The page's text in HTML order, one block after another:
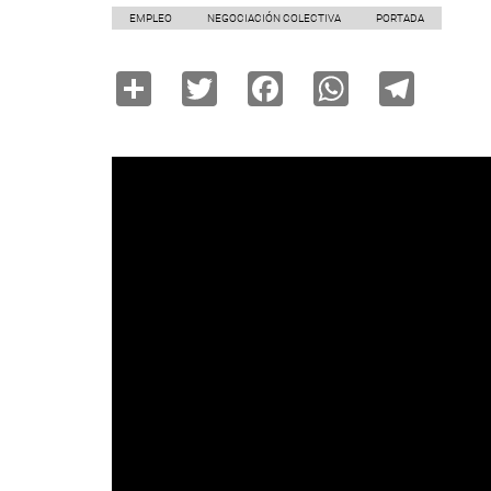
EMPLEO NEGOCIACIÓN COLECTIVA PORTADA
Share TwitterFacebookWhatsApp